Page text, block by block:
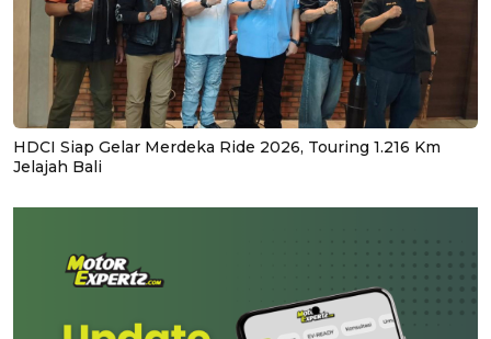
HDCI Siap Gelar Merdeka Ride 2026, Touring 1.216 Km
Jelajah Bali